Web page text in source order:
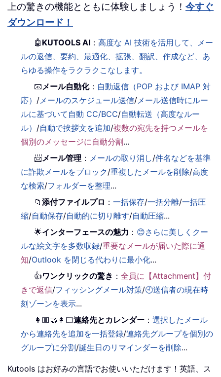
上の驚きの機能とともに体験しましょう！ 今すぐ
ダウンロード！
🤖 KUTOOLS AI ：高度な AI 技術を活用して、メー
ルの返信、要約、最適化、拡張、翻訳、作成など、あ
らゆる操作をラクラクこなします。
📧メール自動化： 自動返信（POP および IMAP 対
応） /メールのスケジュール送信/メール送信時にルー
ルに基づいて自動 CC/BCC/自動転送（高度なルー
ル） /自動で挨拶文を追加/複数の宛先を持つメールを
個別のメッセージに自動分割...
📨メール管理 ： メールの取り消し/件名などを基準
に詐欺メールをブロック/重複したメールを削除/高度
な検索/フォルダーを整理...
📁添付ファイルプロ ：一括保存/一括分離/一括圧
縮/自動保存/自動的に切り離す/自動圧縮...
🌟インターフェースの魅力 ： 😊さらに美しくクー
ルな絵文字を多数収録/重要なメールが届いた際に通
知/Outlook を閉じる代わりに最小化...
👍ワンクリックの驚き ：全員に【Attachment】付
きで返信/フィッシングメール対策/🕘送信者の現在時
刻ゾーンを表示...
👩🏼‍🤝‍👩🏻連絡先とカレンダー ：選択したメール
から連絡先を追加を一括登録/連絡先グループを個別の
グループに分割/誕生日のリマインダーを削除...
Kutools はお好みの言語でお使いいただけます！英語、ス